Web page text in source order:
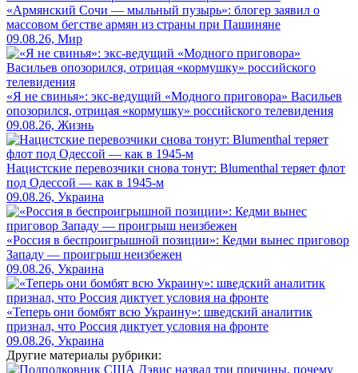
«Армянский Сочи — мыльный пузырь»: блогер заявил о
массовом бегстве армян из страны при Пашиняне
09.08.26, Мир
«Я не свинья»: экс-ведущий «Модного приговора» Васильев
опозорился, отрицая «кормушку» российского телевидения
09.08.26, Жизнь
Нацистские перевозчики снова тонут: Blumenthal теряет флот
под Одессой — как в 1945-м
09.08.26, Украина
«Россия в беспроигрышной позиции»: Кедми вынес приговор
Западу — проигрыш неизбежен
09.08.26, Украина
«Теперь они бомбят всю Украину»: шведский аналитик
признал, что Россия диктует условия на фронте
09.08.26, Украина
Другие материалы рубрики: